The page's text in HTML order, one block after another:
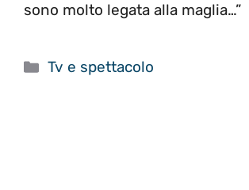
sono molto legata alla maglia…”
Categorie
Tv e spettacolo